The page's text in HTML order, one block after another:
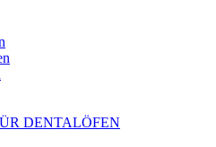
DENTALÖFEN